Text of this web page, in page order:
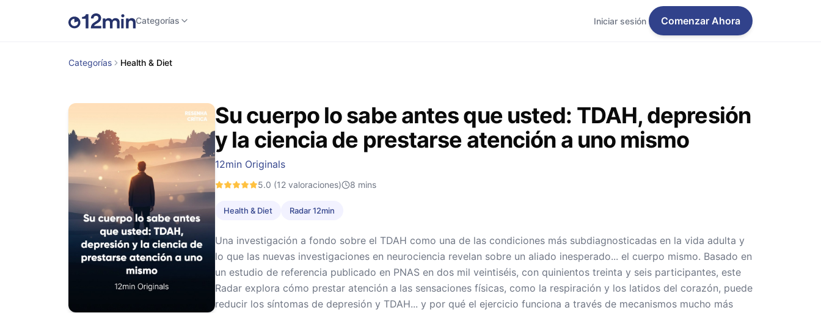
Categorías Iniciar sesión Comenzar Ahora
Categorías Health & Diet
Su cuerpo lo sabe antes que usted: TDAH, depresión
y la ciencia de prestarse atención a uno mismo
12min Originals
5.0 (12 valoraciones) 8 mins
Health & Diet Radar 12min
Una investigación a fondo sobre el TDAH como una de las condiciones más subdiagnosticadas en la vida adulta y
lo que las nuevas investigaciones en neurociencia revelan sobre un aliado inesperado... el cuerpo mismo. Basado en
un estudio de referencia publicado en PNAS en dos mil veintiséis, con quinientos treinta y seis participantes, este
Radar explora cómo prestar atención a las sensaciones físicas, como la respiración y los latidos del corazón, puede
reducir los síntomas de depresión y TDAH... y por qué el ejercicio funciona a través de mecanismos mucho más